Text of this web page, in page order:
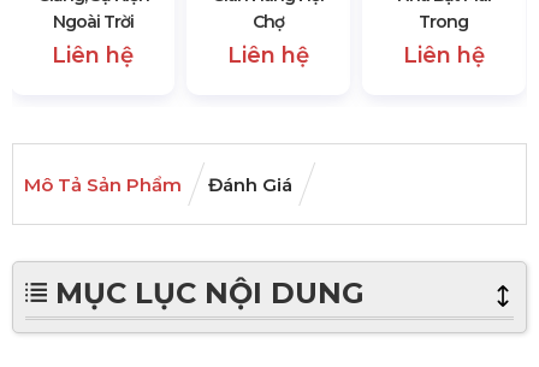
Ngoài Trời
Liên hệ
Chợ
Liên hệ
Trong
Liên hệ
Mô Tả Sản Phẩm Đánh Giá
MỤC LỤC NỘI DUNG